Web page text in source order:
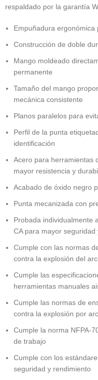
respaldado por la garantía
Empuñadura
Construcción de doble
Mango moldeado
permanente
Tamaño del mango
mecánica consistente
Planos paralelos para
Perfil de la punta
identificación
Acero para herramientas
mayor resistencia y
Acabado de óxido negro
Punta mecanizada con
Probada individualmente
CA para mayor seguridad
Cumple con las normas
contra la explosión del
Cumple las
herramientas manuales
Cumple las normas de
contra la explosión por
Cumple la norma NFPA-
de trabajo
Cumple con los
seguridad y rendimiento